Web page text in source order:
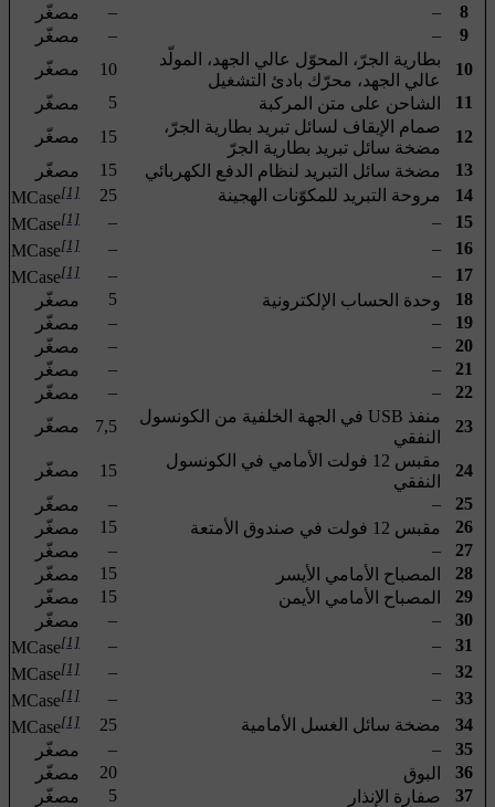
8
–
–
مصغّر
9
–
–
مصغّر
10
بطارية الجرّ، المحوّل عالي الجهد، المولّد
عالي الجهد، محرّك بادئ التشغيل
10
مصغّر
11
الشاحن على متن المركبة 5
مصغّر
12
صمام الإيقاف لسائل تبريد بطارية الجرّ،
مضخة سائل تبريد بطارية الجرّ
15
مصغّر
13
مضخة سائل التبريد لنظام الدفع الكهربائي 15
مصغّر
14
مروحة التبريد للمكوّنات الهجينة 25
MCase[1]
15
–
–
MCase[1]
16
–
–
MCase[1]
17
–
–
MCase[1]
18 وحدة الحساب الإلكترونية 5
مصغّر
19
–
–
مصغّر
20
–
–
مصغّر
21
–
–
مصغّر
22
–
–
مصغّر
23
منفذ USB في الجهة الخلفية من الكونسول
النفقي
7,5 مصغّر
24
مقبس 12 فولت الأمامي في الكونسول
النفقي
15
مصغّر
25
–
–
مصغّر
26
مقبس 12 فولت في صندوق الأمتعة 15
مصغّر
27
–
–
مصغّر
28
المصباح الأمامي الأيسر 15
مصغّر
29
المصباح الأمامي الأيمن 15
مصغّر
30
–
–
مصغّر
31
–
–
MCase[1]
32
–
–
MCase[1]
33
–
–
MCase[1]
34 مضخة سائل الغسل الأمامية 25
MCase[1]
35
–
–
مصغّر
36
البوق 20
مصغّر
37
صفارة الإنذار 5
مصغّر